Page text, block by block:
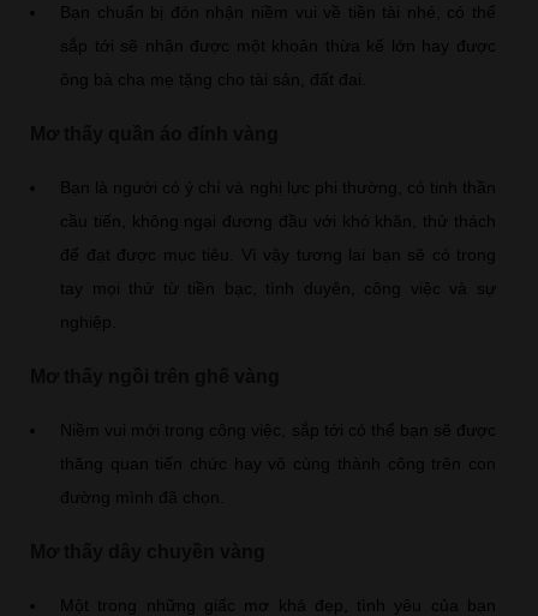
Bạn chuẩn bị đón nhận niềm vui về tiền tài nhé, có thể
sắp tới sẽ nhận được một khoản thừa kế lớn hay được
ông bà cha mẹ tặng cho tài sản, đất đai.
Bạn là người có ý chí và nghị lực phi thường, có tinh thần
cầu tiến, không ngại đương đầu với khó khăn, thử thách
để đạt được mục tiêu. Vì vậy tương lai bạn sẽ có trong
tay mọi thứ từ tiền bạc, tình duyên, công việc và sự
nghiệp.
Niềm vui mới trong công việc, sắp tới có thể bạn sẽ được
thăng quan tiến chức hay vô cùng thành công trên con
đường mình đã chọn.
Một trong những giấc mơ khá đẹp, tình yêu của bạn